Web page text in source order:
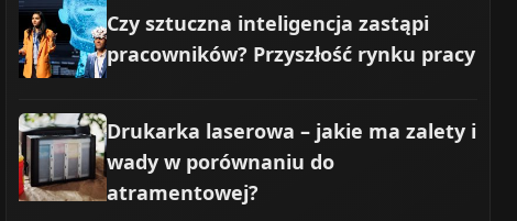
Czy sztuczna inteligencja zastąpi
pracowników? Przyszłość rynku pracy
Drukarka laserowa – jakie ma zalety i
wady w porównaniu do
atramentowej?